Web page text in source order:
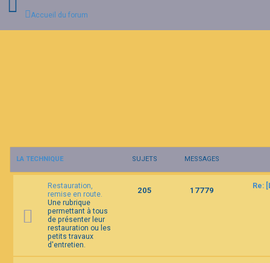
I
n
Accueil du forum
LA TECHNIQUE SUJETS MESSAGES
Restauration,
remise en route.
Une rubrique
permettant à tous
de présenter leur
restauration ou les
petits travaux
d'entretien.
205 17779 Re: